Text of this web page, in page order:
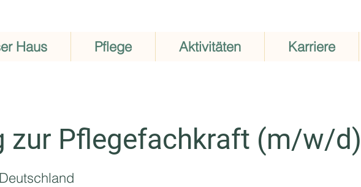
Haus Pflege Aktivitäten Karriere
zur Pflegefachkraft (m/w/d)